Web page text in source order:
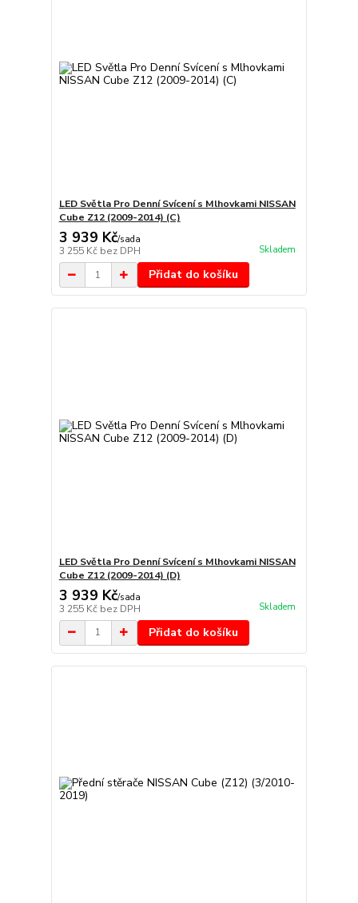
LED Světla Pro Denní Svícení s Mlhovkami NISSAN
Cube Z12 (2009-2014) (C)
3 939 Kč/sada
3 255 Kč bez DPH Skladem
Přidat do košíku
LED Světla Pro Denní Svícení s Mlhovkami NISSAN
Cube Z12 (2009-2014) (D)
3 939 Kč/sada
3 255 Kč bez DPH Skladem
Přidat do košíku